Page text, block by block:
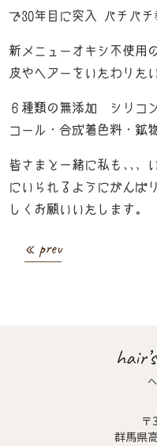
で30年目に突入 パチパチ
新メニューオキシ不使用
皮やヘアーをいたわりた
６種類の無添加 シリコ
コール・合成着色料・鉱
皆さまと一緒に私も､､、
にいられるようにがんば
しくお願いいたします。
« prev
群馬県